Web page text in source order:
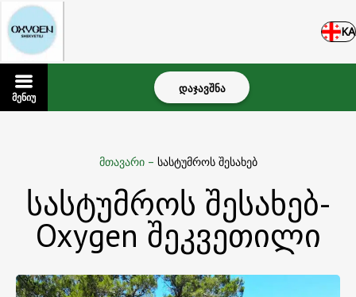
KA
მენიუ
დაჯავშნა
მთავარი – სასტუმროს შესახებ
სასტუმროს შესახებ-
Oxygen შეკვეთილი